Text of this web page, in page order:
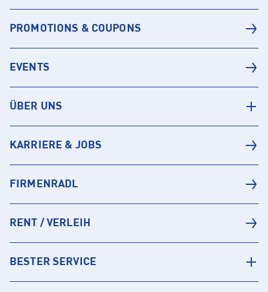
PROMOTIONS & COUPONS
EVENTS
ÜBER UNS
KARRIERE & JOBS
FIRMENRADL
RENT / VERLEIH
BESTER SERVICE